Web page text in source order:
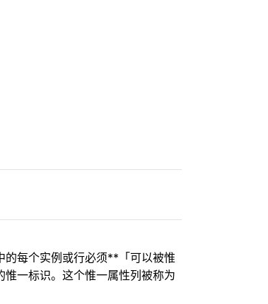
的每个实例或行必须**「可以被惟
一标识。这个惟一属性列被称为